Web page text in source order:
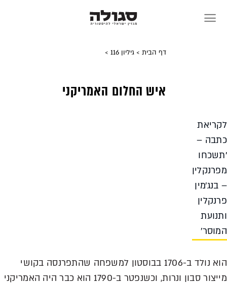
דף הבית> גיליון 116 >
איש החלום האמריקני
–
הוא נולד ב-1706 בבוסטון למשפחה שהתפרנסה בקושי
מייצור סבון ונרות, וכשנפטר ב-1790 הוא כבר היה האמריקני